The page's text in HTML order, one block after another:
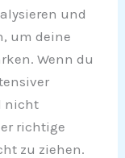
und
um deine
Wenn du
nicht
richtige
zu ziehen.